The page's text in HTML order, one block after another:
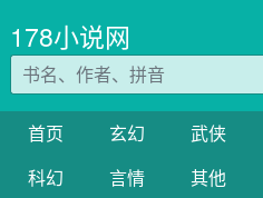
178小说网
首页 玄幻 武侠
科幻
言情 其他